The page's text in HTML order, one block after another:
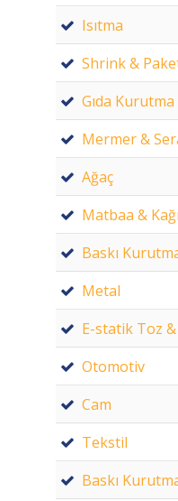
Isıtma
Shrink &
Gıda Kurutma
Mermer &
Ağaç
Matbaa &
Baskı
Metal
E-statik Toz
Otomotiv
Cam
Tekstil
Baskı